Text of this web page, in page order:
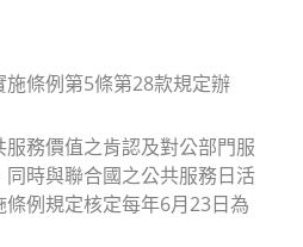
條例第5條第28款規定辦
務價值之肯認及對公部門服
時與聯合國之公共服務日活
例規定核定每年6月23日為